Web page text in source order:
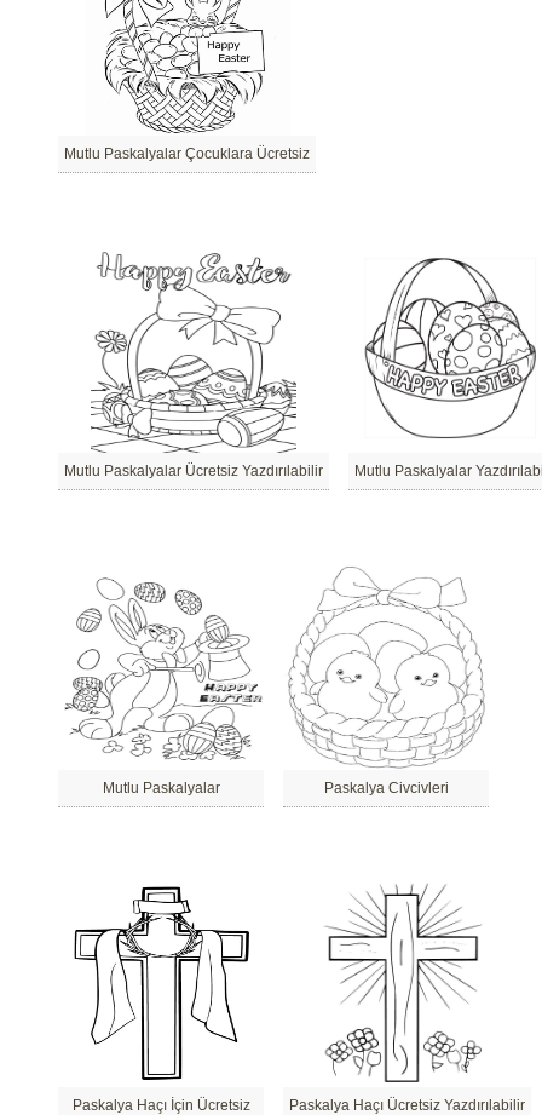
Mutlu Paskalyalar Çocuklara Ücretsiz
Mutlu Paskalyalar Ücretsiz Yazdırılabilir Mutlu Paskalyalar
Mutlu Paskalyalar Paskalya Civcivleri
Paskalya Haçı İçin Ücretsiz Paskalya Haçı Ücretsiz Yazdırılabilir